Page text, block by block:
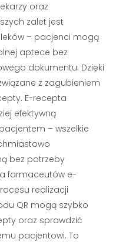
oraz
zalet jest
– pacjenci mogą
aptece bez
dokumentu. Dzięki
z zagubieniem
E-recepta
efektywną
– wszelkie
bez potrzeby
farmaceutów e-
realizacji
QR mogą szybko
oraz sprawdzić
pacjentowi. To